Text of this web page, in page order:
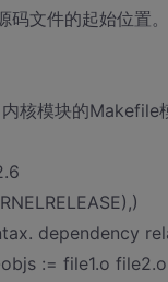
码文件的起始位置
核模块的Makefile
dependency
:= file1.o file2.o